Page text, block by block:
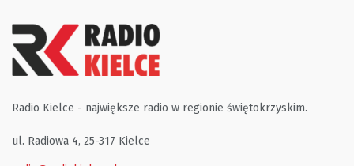
Radio Kielce - największe radio w regionie świętokrzyskim.
ul. Radiowa 4, 25-317 Kielce